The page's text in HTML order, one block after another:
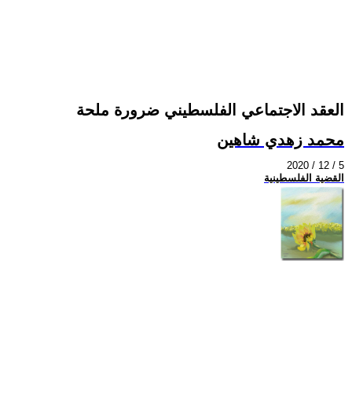
العقد الاجتماعي الفلسطيني ضرورة ملحة
محمد زهدي شاهين
2020 / 12 / 5
القضية الفلسطينية